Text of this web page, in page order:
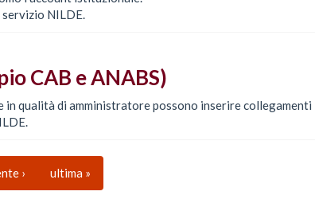
NILDE.
CAB e ANABS)
in qualità di amministratore possono inserire collegamenti
› ultima »